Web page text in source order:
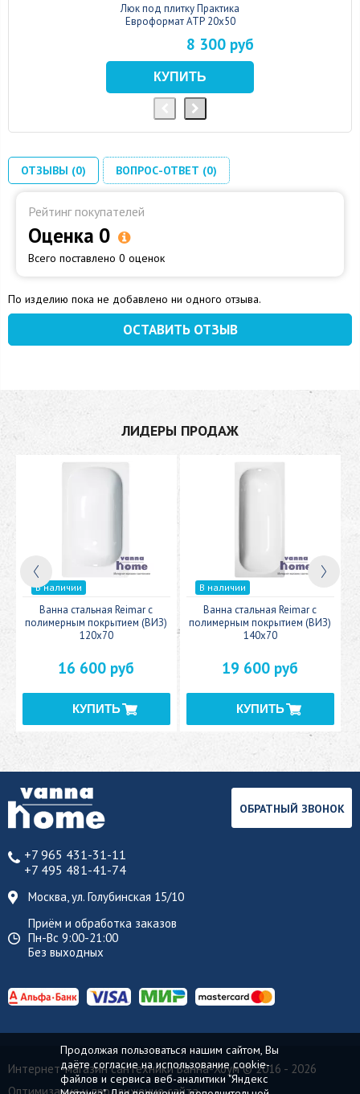
Люк под плитку Практика
Евроформат АТР 20x50
8 300 руб
ОТЗЫВЫ (0) ВОПРОС-ОТВЕТ (0)
Рейтинг покупателей
Оценка 0
Всего поставлено 0 оценок
По изделию пока не добавлено ни одного отзыва.
ОСТАВИТЬ ОТЗЫВ
ЛИДЕРЫ ПРОДАЖ
В наличии
Ванна стальная Reimar с
полимерным покрытием (ВИЗ)
120x70
16 600 руб
В наличии
Ванна стальная Reimar с
полимерным покрытием (ВИЗ)
140x70
19 600 руб
+7 965 431-31-11
+7 495 481-41-74
Москва, ул. Голубинская 15/10
Приём и обработка заказов
Пн-Вс 9:00-21:00
Без выходных
ОБРАТНЫЙ ЗВОНОК
Интернет-магазин сантехники Ванна-Хоум© 2016 - 2026
Продолжая пользоваться нашим сайтом, Вы
даёте согласие на использование cookie-
файлов и сервиса веб-аналитики "Яндекс